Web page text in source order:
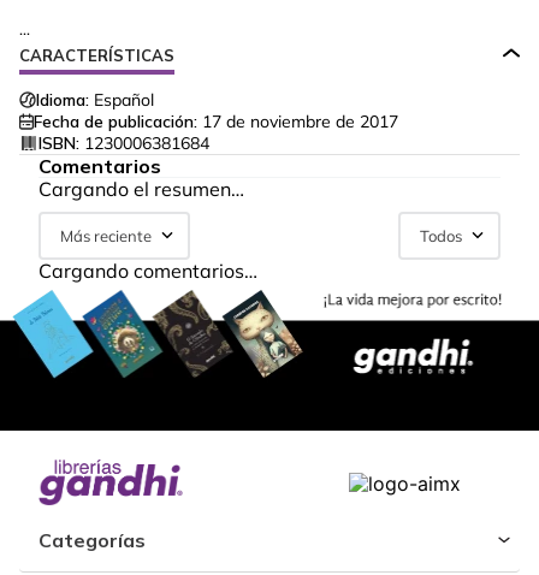
...
CARACTERÍSTICAS
Idioma: Español
Fecha de publicación: 17 de noviembre de 2017
ISBN: 1230006381684
Comentarios
Cargando el resumen…
Más reciente Todos
Cargando comentarios…
Categorías